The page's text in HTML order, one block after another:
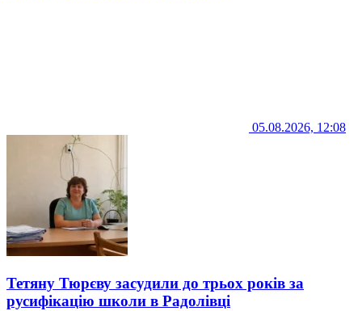
05.08.2026, 12:08
Тетяну Тюрєву засудили до трьох років за
русифікацію школи в Радолівці